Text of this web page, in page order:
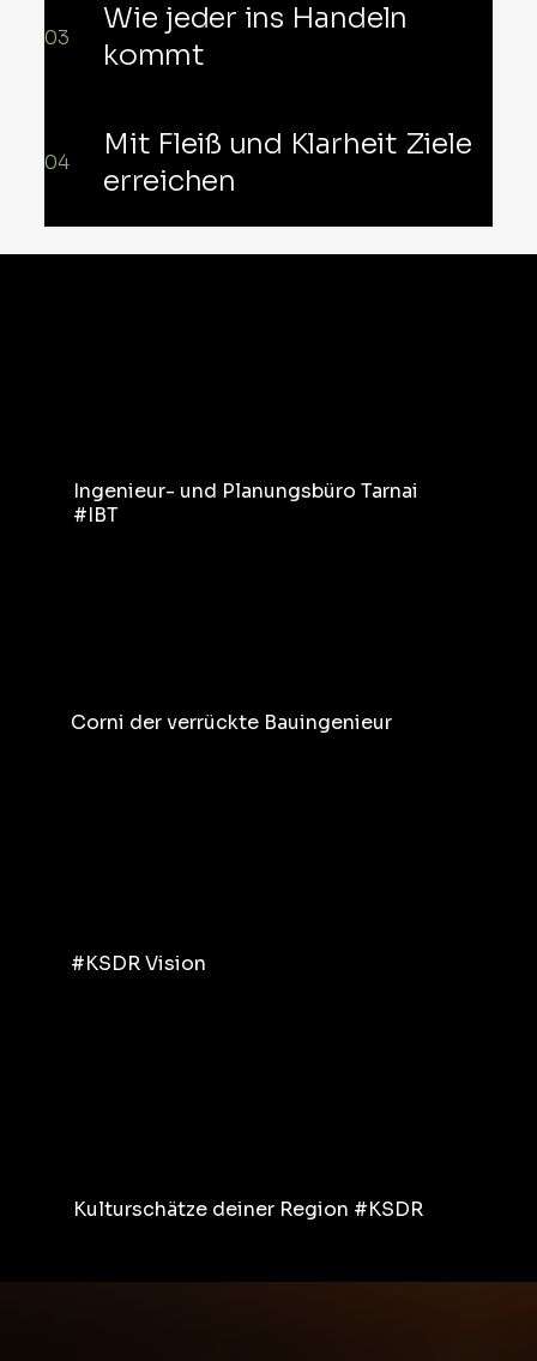
03
Wie jeder ins Handeln
kommt
04
Mit Fleiß und Klarheit Ziele
erreichen
Ingenieur- und Planungsbüro Tarnai
#IBT
Kulturschätze deiner Region #KSDR
Corni der verrückte Bauingenieur
#KSDR Vision